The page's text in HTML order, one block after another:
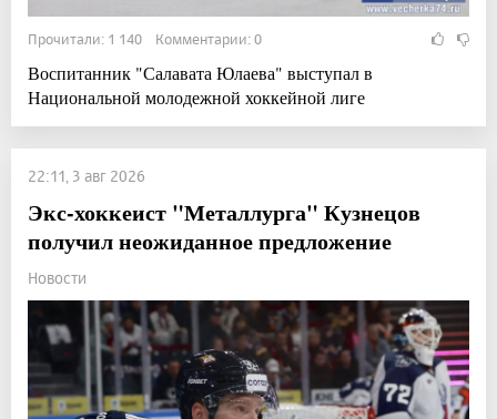
Прочитали: 1 140 Комментарии: 0
Воспитанник "Салавата Юлаева" выступал в
Национальной молодежной хоккейной лиге
22:11, 3 авг 2026
Экс-хоккеист "Металлурга" Кузнецов
получил неожиданное предложение
Новости